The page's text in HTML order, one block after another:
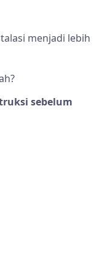
menjadi lebih
sebelum